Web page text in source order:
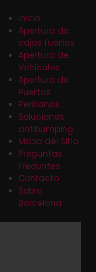
Inicio
Apertura de
cajas fuertes
Apertura de
Vehículos
Apertura de
Puertas
Persianas
Soluciones
antibumping
Mapa del Sitio
Preguntas
Frecuntes
Contacto
Sobre
Barcelona